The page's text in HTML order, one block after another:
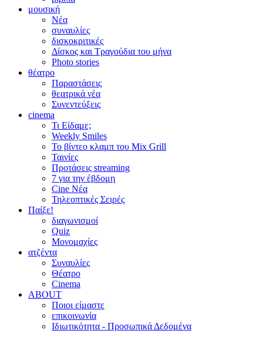
μουσική
Νέα
συναυλίες
δισκοκριτικές
Δίσκος και Τραγούδια του μήνα
Photo stories
θέατρο
Παραστάσεις
θεατρικά νέα
Συνεντεύξεις
cinema
Τι Είδαμε;
Weekly Smiles
Το βίντεο κλαμπ του Mix Grill
Ταινίες
Προτάσεις streaming
7 για την έβδομη
Cine Νέα
Τηλεοπτικές Σειρές
Παίξε!
διαγωνισμοί
Quiz
Μονομαχίες
ατζέντα
Συναυλίες
Θέατρο
Cinema
ABOUT
Ποιοι είμαστε
επικοινωνία
Ιδιωτικότητα - Προσωπικά Δεδομένα